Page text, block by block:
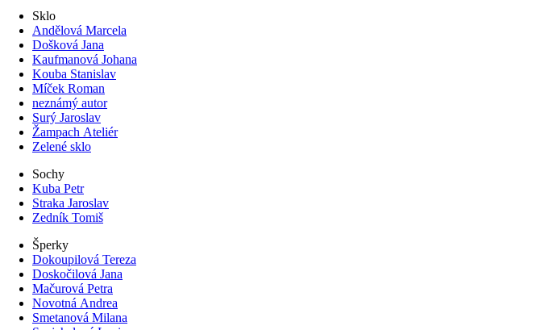
Sklo
Andělová Marcela
Došková Jana
Kaufmanová Johana
Kouba Stanislav
Míček Roman
neznámý autor
Surý Jaroslav
Žampach Ateliér
Zelené sklo
Sochy
Kuba Petr
Straka Jaroslav
Zedník Tomiš
Šperky
Dokoupilová Tereza
Doskočilová Jana
Mačurová Petra
Novotná Andrea
Smetanová Milana